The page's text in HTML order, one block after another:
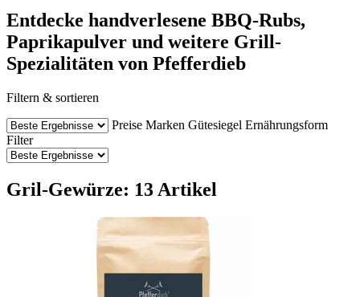
Entdecke handverlesene BBQ-Rubs,
Paprikapulver und weitere Grill-
Spezialitäten von Pfefferdieb
Filtern & sortieren
Preise Marken Gütesiegel Ernährungsform
Filter
Gril-Gewürze: 13 Artikel